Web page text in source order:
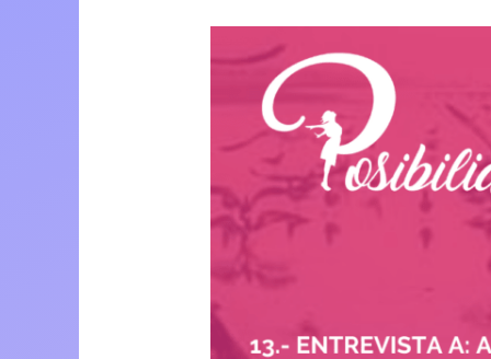
Episodio
Entrevista
a:
Audry
Funk